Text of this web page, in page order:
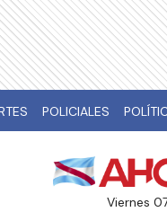
POLICIALES
viernes